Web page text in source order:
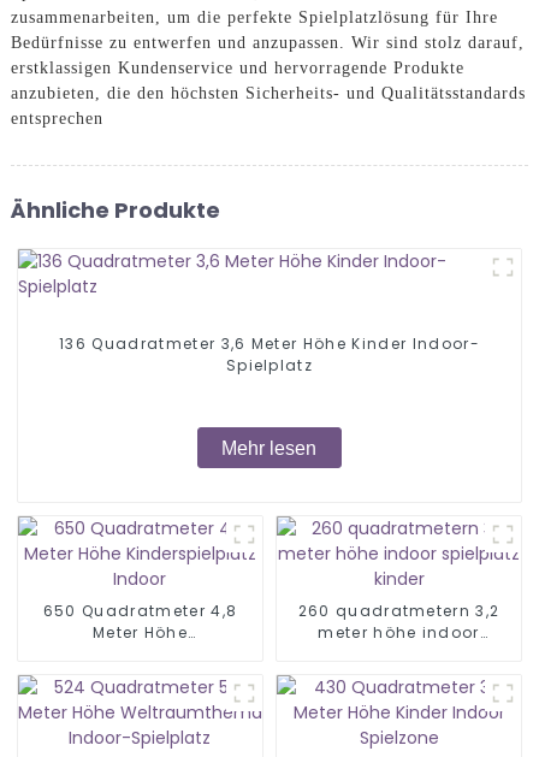
zusammenarbeiten, um die perfekte Spielplatzlösung für Ihre
Bedürfnisse zu entwerfen und anzupassen. Wir sind stolz darauf,
erstklassigen Kundenservice und hervorragende Produkte
anzubieten, die den höchsten Sicherheits- und Qualitätsstandards
entsprechen
Ähnliche Produkte
136 Quadratmeter 3,6 Meter Höhe Kinder Indoor-
Spielplatz
Mehr lesen
650 Quadratmeter 4,8
Meter Höhe
260 quadratmetern 3,2
meter höhe indoor